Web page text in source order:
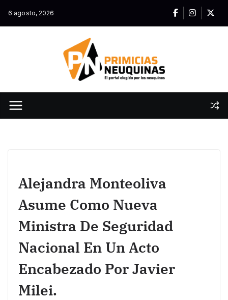
6 agosto, 2026
Alejandra Monteoliva
Asume Como Nueva
Ministra De Seguridad
Nacional En Un Acto
Encabezado Por Javier
Milei.